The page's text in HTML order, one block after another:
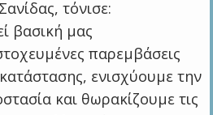
τόνισε:
βασική μας
παρεμβάσεις
ενισχύουμε την
και θωρακίζουμε τις